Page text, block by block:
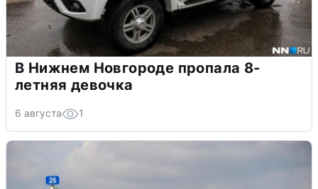
В Нижнем Новгороде пропала 8-
летняя девочка
6 августа 1